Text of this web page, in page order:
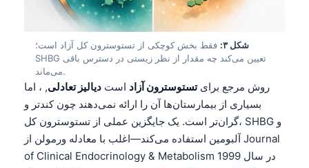
شکل ۳:
فقط بخش کوچکی از تستوسترون کل آزاد است؛
SHBG تعیین می‌کند چه مقدار از نظر زیستی در دسترس باقی
می‌ماند.
روش مرجع برایتستوسترون آزاد است دیالیز تعادلی, ، اما
بسیاری از بیمارستان‌ها آن را ارائه نمی‌دهند چون کندتر و
گران‌تر است. یک جایگزین عملی از تستوسترون کل، SHBG و
آلبومین استفاده می‌کند—اغلب با معادله ورمولن از Journal
of Clinical Endocrinology & Metabolism در سال 1999